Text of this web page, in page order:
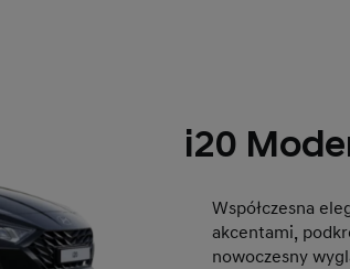
i20
Współczesna
akcentami,
nowoczesny